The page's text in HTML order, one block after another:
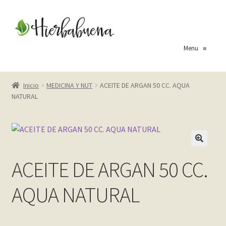
aal
Menu≡
Inicio
About Us
Blog
Cart
Checkout
Inicio MEDICINA Y NUT
ACEITE DE ARGAN 50 CC. AQUA
NATURAL
ACEITE DE ARGAN 50 CC.
AQUA NATURAL